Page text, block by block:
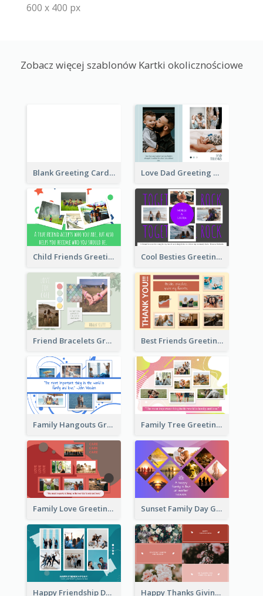
600 x 400 px
Zobacz więcej szablonów Kartki okolicznościowe
Blank Greeting Card Love Dad Greeting Card
Child Friends Greeting Card Cool Besties Greeting Card
Friend Bracelets Greeting Card Best Friends Greeting Card
Family Hangouts Greeting Card Family Tree Greeting Card
Family Love Greeting Card Sunset Family Day Greeting Card
Happy Friendship Day Greeting Card Happy Thanks Giving Greeting Card